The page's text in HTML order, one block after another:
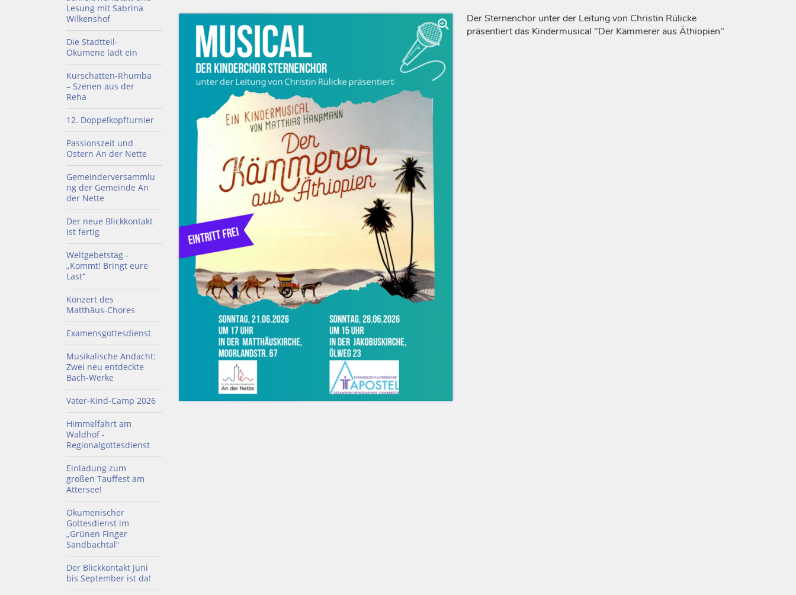
Lesung mit Sabrina
Wilkenshof
Die Stadtteil-
Ökumene lädt ein
Kurschatten-Rhumba
– Szenen aus der
Reha
12. Doppelkopfturnier
Passionszeit und
Ostern An der Nette
Gemeinderversammlu
ng der Gemeinde An
der Nette
Der neue Blickkontakt
ist fertig
Weltgebetstag -
„Kommt! Bringt eure
Last“
Konzert des
Matthäus-Chores
Examensgottesdienst
Musikalische Andacht:
Zwei neu entdeckte
Bach-Werke
Vater-Kind-Camp 2026
Himmelfahrt am
Waldhof -
Regionalgottesdienst
Einladung zum
großen Tauffest am
Attersee!
Ökumenischer
Gottesdienst im
„Grünen Finger
Sandbachtal“
Der Blickkontakt Juni
bis September ist da!
Der Sternenchor unter der Leitung von Christin Rülicke
präsentiert das Kindermusical "Der Kämmerer aus Äthiopien"